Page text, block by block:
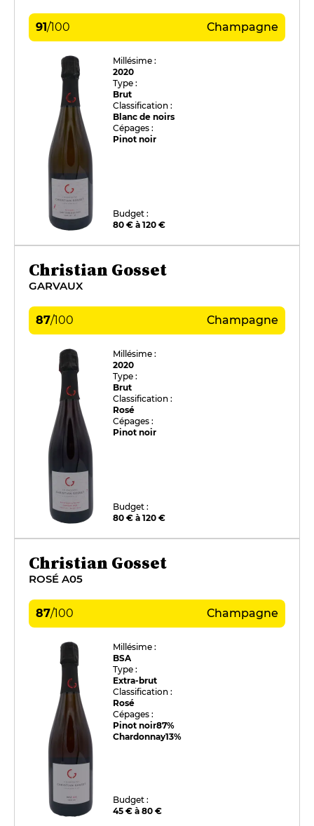
91/100 Champagne
Millésime :
2020
Type :
Brut
Classification :
Blanc de noirs
Cépages :
Pinot noir
Budget :
80 € à 120 €
Christian Gosset
GARVAUX
87/100 Champagne
Millésime :
2020
Type :
Brut
Classification :
Rosé
Cépages :
Pinot noir
Budget :
80 € à 120 €
Christian Gosset
ROSÉ A05
87/100 Champagne
Millésime :
BSA
Type :
Extra-brut
Classification :
Rosé
Cépages :
Pinot noir87%
Chardonnay13%
Budget :
45 € à 80 €